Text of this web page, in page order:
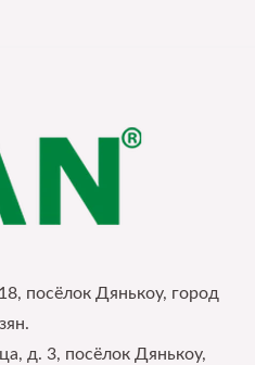
посёлок Дянькоу, город
д. 3, посёлок Дянькоу,